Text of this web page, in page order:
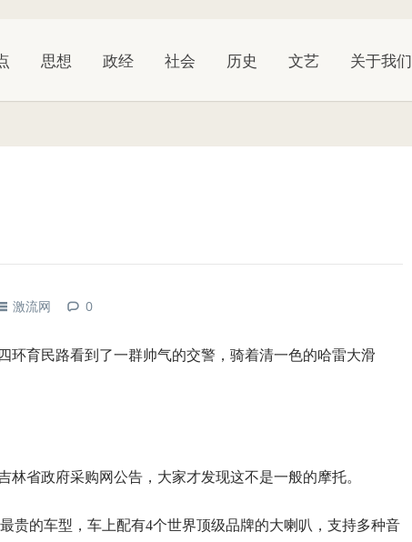
思想 政经 社会 历史 文艺 关于我们
激流网 0
环育民路看到了一群帅气的交警，骑着清一色的哈雷大滑
省政府采购网公告，大家才发现这不是一般的摩托。
贵的车型，车上配有4个世界顶级品牌的大喇叭，支持多种音